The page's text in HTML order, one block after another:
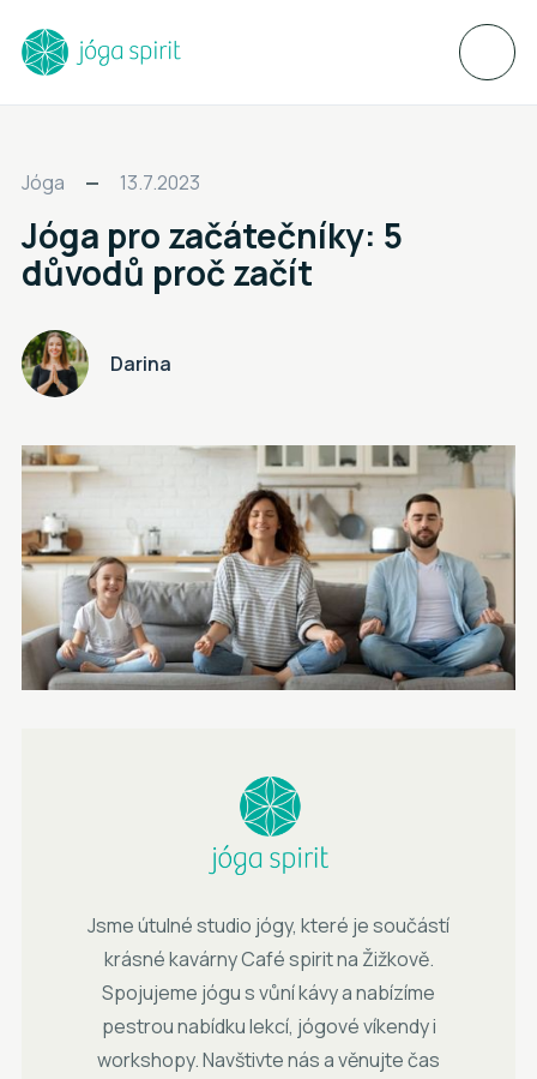
Jóga 13.7.2023
Jóga pro začátečníky: 5
důvodů proč začít
Darina
Jsme útulné studio jógy, které je součástí
krásné kavárny Café spirit na Žižkově.
Spojujeme jógu s vůní kávy a nabízíme
pestrou nabídku lekcí, jógové víkendy i
workshopy. Navštivte nás a věnujte čas